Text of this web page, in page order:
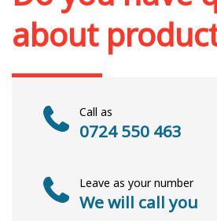
about
Call as
0724 550 463
Leave as your number
We will call you